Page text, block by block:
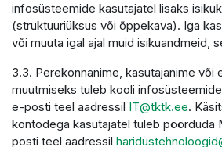
infosüsteemide kasutajatel lisaks
(struktuuriüksus või õppekava). Iga
või muuta igal ajal muid isikuandmeid,
3.3. Perekonnanime, kasutajanime või
muutmiseks tuleb kooli
e-posti teel aadressil IT@tktk.ee.
kontodega kasutajatel tuleb
posti teel aadressil